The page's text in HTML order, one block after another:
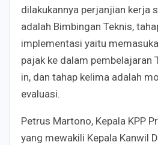
dilakukannya perjanjian kerja
adalah Bimbingan Teknis,
implementasi yaitu
pajak ke dalam pembelajaran
in, dan tahap kelima adalah
evaluasi.
Petrus Martono, Kepala KPP
yang mewakili Kepala Kanwil